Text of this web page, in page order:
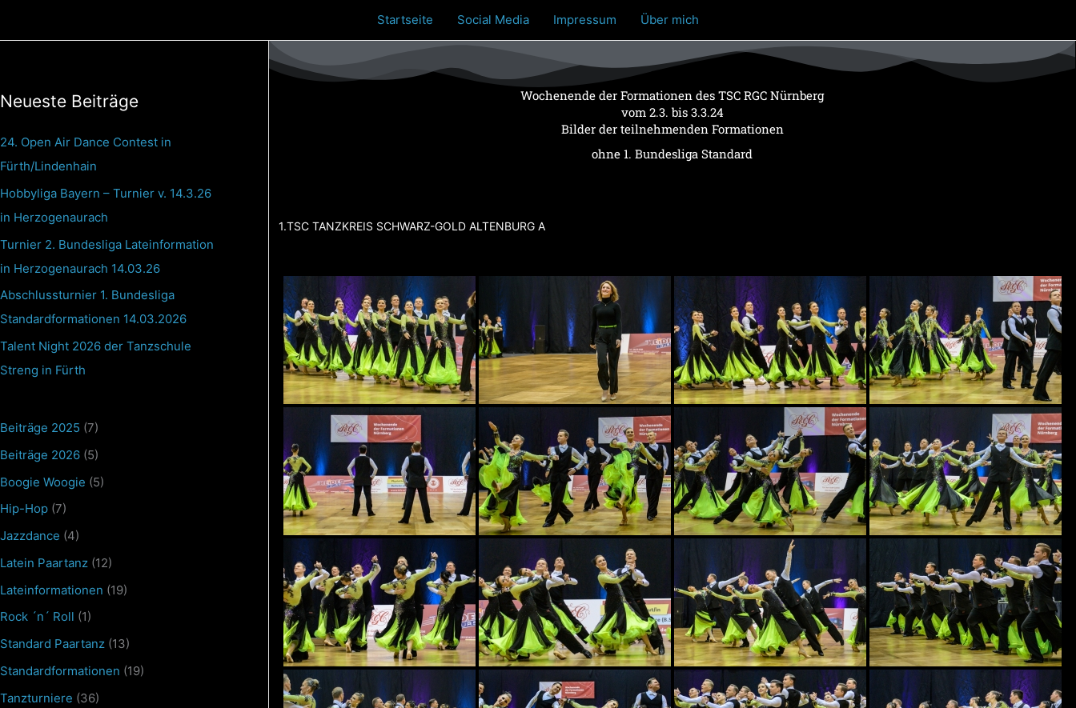
Startseite Social Media Impressum Über mich
Neueste Beiträge
24. Open Air Dance Contest in
Fürth/Lindenhain
Hobbyliga Bayern – Turnier v. 14.3.26
in Herzogenaurach
Turnier 2. Bundesliga Lateinformation
in Herzogenaurach 14.03.26
Abschlussturnier 1. Bundesliga
Standardformationen 14.03.2026
Talent Night 2026 der Tanzschule
Streng in Fürth
Beiträge 2025 (7)
Beiträge 2026 (5)
Boogie Woogie (5)
Hip-Hop (7)
Jazzdance (4)
Latein Paartanz (12)
Lateinformationen (19)
Rock ´n´ Roll (1)
Standard Paartanz (13)
Standardformationen (19)
Tanzturniere (36)
Wochenende der Formationen des TSC RGC Nürnberg
vom 2.3. bis 3.3.24
Bilder der teilnehmenden Formationen
ohne 1. Bundesliga Standard
1.TSC TANZKREIS SCHWARZ-GOLD ALTENBURG A